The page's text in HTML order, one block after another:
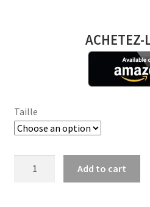
ACHETEZ-
Taille
Add to cart